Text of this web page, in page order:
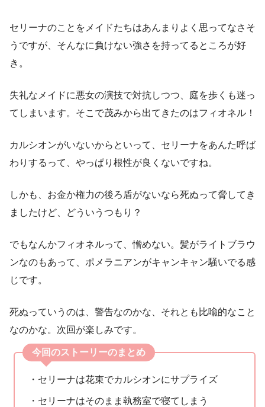
セリーナのことをメイドたちはあんまりよく思ってなさそ
うですが、そんなに負けない強さを持ってるところが好
き。
失礼なメイドに悪女の演技で対抗しつつ、庭を歩くも迷っ
てしまいます。そこで茂みから出てきたのはフィオネル！
カルシオンがいないからといって、セリーナをあんた呼ば
わりするって、やっぱり根性が良くないですね。
しかも、お金か権力の後ろ盾がないなら死ぬって脅してき
ましたけど、どういうつもり？
でもなんかフィオネルって、憎めない。髪がライトブラウ
ンなのもあって、ポメラニアンがキャンキャン騒いでる感
じです。
死ぬっていうのは、警告なのかな、それとも比喩的なこと
なのかな。次回が楽しみです。
今回のストーリーのまとめ
・セリーナは花束でカルシオンにサプライズ
・セリーナはそのまま執務室で寝てしまう